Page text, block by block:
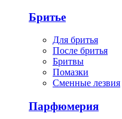
Бритье
Для бритья
После бритья
Бритвы
Помазки
Сменные лезвия
Парфюмерия